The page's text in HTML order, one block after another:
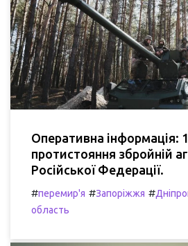
Оперативна інформація:
протистояння збройній
Російської Федерації.
#перемир'я #Запоріжжя #
область